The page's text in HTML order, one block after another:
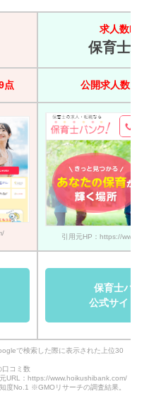
求人数
保育士バ
点 公開求人数：
引用元HP：https://
保育士バン
公式サイト
で検索した際に表示された上位30
コミ数
URL：https://www.hoikushibank.com/
度No.1 ※GMOリサーチの調査結果。